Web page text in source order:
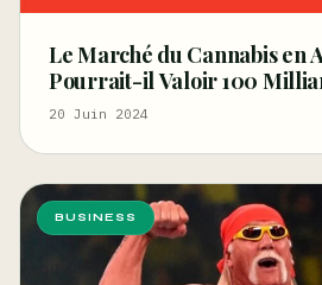
Le Marché du Cannabis en
Pourrait-il Valoir 100
d’ici 5 Ans ?
20 Juin 2024
BUSINESS